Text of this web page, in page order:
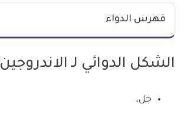
فهرس الدواء
الشكل الدوائي لـ الاندروجين
جل.